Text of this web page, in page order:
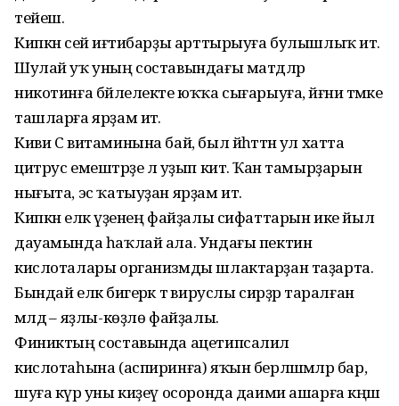
тейеш.
Кипкән сейә иғтибарҙы арттырыуға булышлыҡ итә.
Шулай уҡ уның составындағы матдәләр
никотинға бәйлелекте юҡҡа сығарыуға, йәғни тәмәке
ташларға ярҙам итә.
Киви С витаминына бай, был йәһәттән ул хатта
цитрус емештәрҙе лә уҙып китә. Ҡан тамырҙарын
нығыта, эс ҡатыуҙан ярҙам итә.
Кипкән еләк үҙенең файҙалы сифаттарын ике йыл
дауамында һаҡлай ала. Ундағы пектин
кислоталары организмды шлактарҙан таҙарта.
Бындай еләк бигерәк тә вируслы сирҙәр таралған
мәлдә – яҙлы-көҙлө файҙалы.
Финиктың составында ацетипсалил
кислотаһына (аспиринға) яҡын берләшмәләр бар,
шуға күрә уны киҙеү осоронда даими ашарға кәңәш